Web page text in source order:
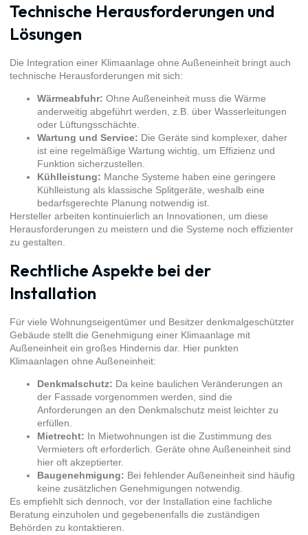
Technische Herausforderungen und
Lösungen
Die Integration einer Klimaanlage ohne Außeneinheit bringt auch
technische Herausforderungen mit sich:
Wärmeabfuhr: Ohne Außeneinheit muss die Wärme
anderweitig abgeführt werden, z.B. über Wasserleitungen
oder Lüftungsschächte.
Wartung und Service: Die Geräte sind komplexer, daher
ist eine regelmäßige Wartung wichtig, um Effizienz und
Funktion sicherzustellen.
Kühlleistung: Manche Systeme haben eine geringere
Kühlleistung als klassische Splitgeräte, weshalb eine
bedarfsgerechte Planung notwendig ist.
Hersteller arbeiten kontinuierlich an Innovationen, um diese
Herausforderungen zu meistern und die Systeme noch effizienter
zu gestalten.
Rechtliche Aspekte bei der
Installation
Für viele Wohnungseigentümer und Besitzer denkmalgeschützter
Gebäude stellt die Genehmigung einer Klimaanlage mit
Außeneinheit ein großes Hindernis dar. Hier punkten
Klimaanlagen ohne Außeneinheit:
Denkmalschutz: Da keine baulichen Veränderungen an
der Fassade vorgenommen werden, sind die
Anforderungen an den Denkmalschutz meist leichter zu
erfüllen.
Mietrecht: In Mietwohnungen ist die Zustimmung des
Vermieters oft erforderlich. Geräte ohne Außeneinheit sind
hier oft akzeptierter.
Baugenehmigung: Bei fehlender Außeneinheit sind häufig
keine zusätzlichen Genehmigungen notwendig.
Es empfiehlt sich dennoch, vor der Installation eine fachliche
Beratung einzuholen und gegebenenfalls die zuständigen
Behörden zu kontaktieren.